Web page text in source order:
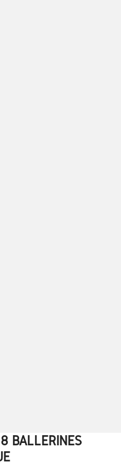
7 8 9 10
BALLERINES